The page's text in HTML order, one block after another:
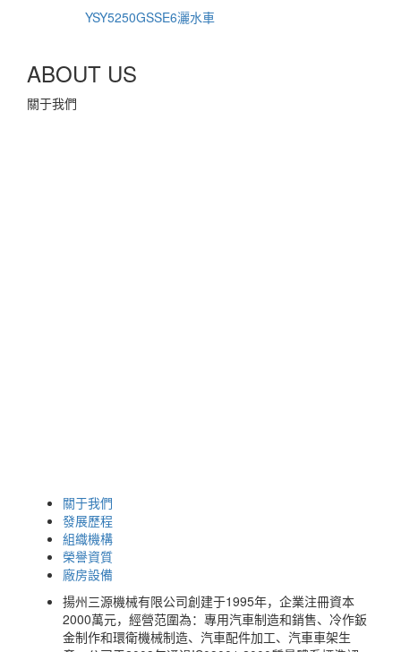
YSY5250GSSE6灑水車
ABOUT US
關于我們
關于我們
發展歷程
組織機構
榮譽資質
廠房設備
揚州三源機械有限公司創建于1995年，企業注冊資本
2000萬元，經營范圍為：專用汽車制造和銷售、冷作鈑
金制作和環衛機械制造、汽車配件加工、汽車車架生